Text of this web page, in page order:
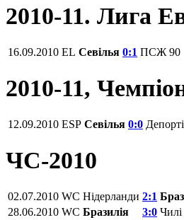
2010-11. Лига
16.09.2010 EL Севілья 0:1 ПСЖ 90
2010-11,
12.09.2010 ESP Севілья 0:0
ЧС-2010
02.07.2010 WC Нідерланди 2:1
28.06.2010 WC Бразилія 3:0 Чилі